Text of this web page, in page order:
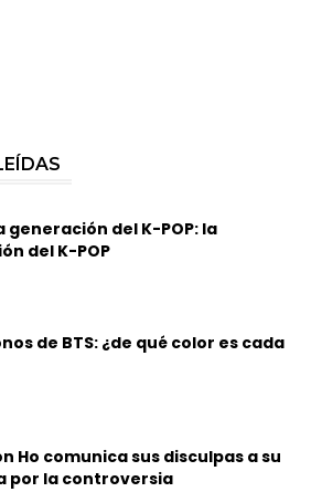
generación del K-POP: la
del K-POP
de BTS: ¿de qué color es cada
Ho comunica sus disculpas a su
por la controversia